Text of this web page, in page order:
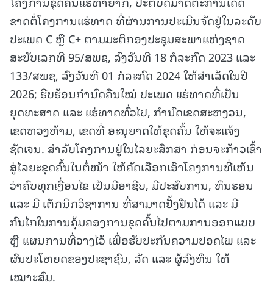
ຂາດຕໍ່ໂຄງການແຮ່ທາດ ທີ່ຜ່ານການປະເມີນຈັດຢູ່ໃນລະດັບ
ປະເພດ C ຫຼື C+ ຕາມມະຕິກອງປະຊຸມສະພາແຫ່ງຊາດ
ສະບັບເລກທີ 95/ສພຊ, ລົງວັນທີ 18 ກໍລະກົດ 2023 ແລະ
133/ສພຊ, ລົງວັນທີ 01 ກໍລະກົດ 2024 ໃຫ້ສໍາເລັດໃນປີ
2026; ຮີບຮ້ອນກໍານົດຄືນໃໝ່ ປະເພດ ແຮ່ທາດທີ່ເປັນ
ຍຸດທະສາດ ແລະ ແຮ່ທາດທົ່ວໄປ, ກຳນົດເຂດສະຫງວນ,
ເຂດຫວງຫ້າມ, ເຂດທີ່ ອະນຸຍາດໃຫ້ຂຸດຄົ້ນ ໃຫ້ຈະແຈ້ງ
ຊັດເຈນ. ສໍາລັບໂຄງການຢູ່ໃນໄລຍະສຶກສາ ກ່ອນຈະກ້າວເຂົ້າ
ສູ່ໄລຍະຂຸດຄົ້ນໃນຕໍ່ໜ້າ ໃຫ້ຄັດເລືອກເອົາໂຄງການທີ່ເຫັນ
ວ່າຄົບທຸກເງື່ອນໄຂ ເປັນມືອາຊີບ, ມີປະສົບການ, ທຶນຮອນ
ແລະ ມີ ເຕັກນິກວິຊາການ ທີ່ສາມາດຢັ້ງຢືນໄດ້ ແລະ ມີ
ກົນໄກໃນການຄຸ້ມຄອງການຂຸດຄົ້ນໄປຕາມການອອກແບບ
ຫຼື ແຜນການທີ່ວາງໄວ້ ເພື່ອຮັບປະກັນຄວາມປອດໄພ ແລະ
ຜົນປະໂຫຍດຂອງປະຊາຊົນ, ລັດ ແລະ ຜູ້ລົງທຶນ ໃຫ້
ເໝາະສົມ.